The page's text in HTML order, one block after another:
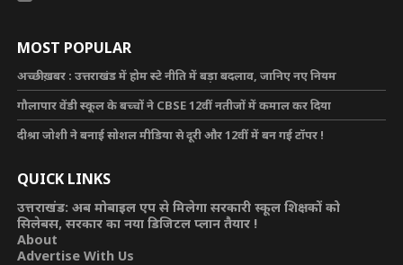
MOST POPULAR
अच्छी ख़बर : उत्तराखंड में होम स्टे नीति में बड़ा बदलाव, जानिए नए नियम
गौलापार वेंडी स्कूल के बच्चों ने CBSE 12वीं नतीजों में कमाल कर दिया
दीश्रा जोशी ने बनाई सोशल मीडिया से दूरी और 12वीं में बन गई टॉपर !
QUICK LINKS
उत्तराखंड: अब मोबाइल एप से मिलेगा सरकारी स्कूल शिक्षकों को
सिलेबस, सरकार का नया डिजिटल प्लान तैयार !
About
Advertise With Us